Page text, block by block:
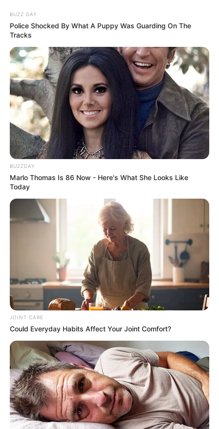
BUZZ DAY
Police Shocked By What A Puppy Was Guarding On The
Tracks
BUZZDAY
Marlo Thomas Is 86 Now - Here's What She Looks Like
Today
JOINT CARE
Could Everyday Habits Affect Your Joint Comfort?